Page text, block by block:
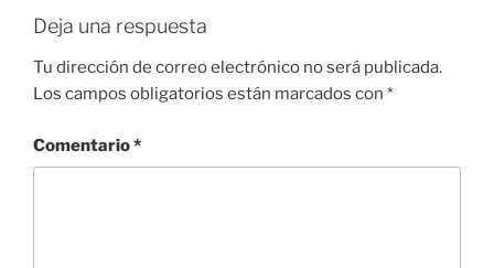
Deja una respuesta
Tu dirección de correo electrónico no será publicada.
Los campos obligatorios están marcados con *
Comentario*